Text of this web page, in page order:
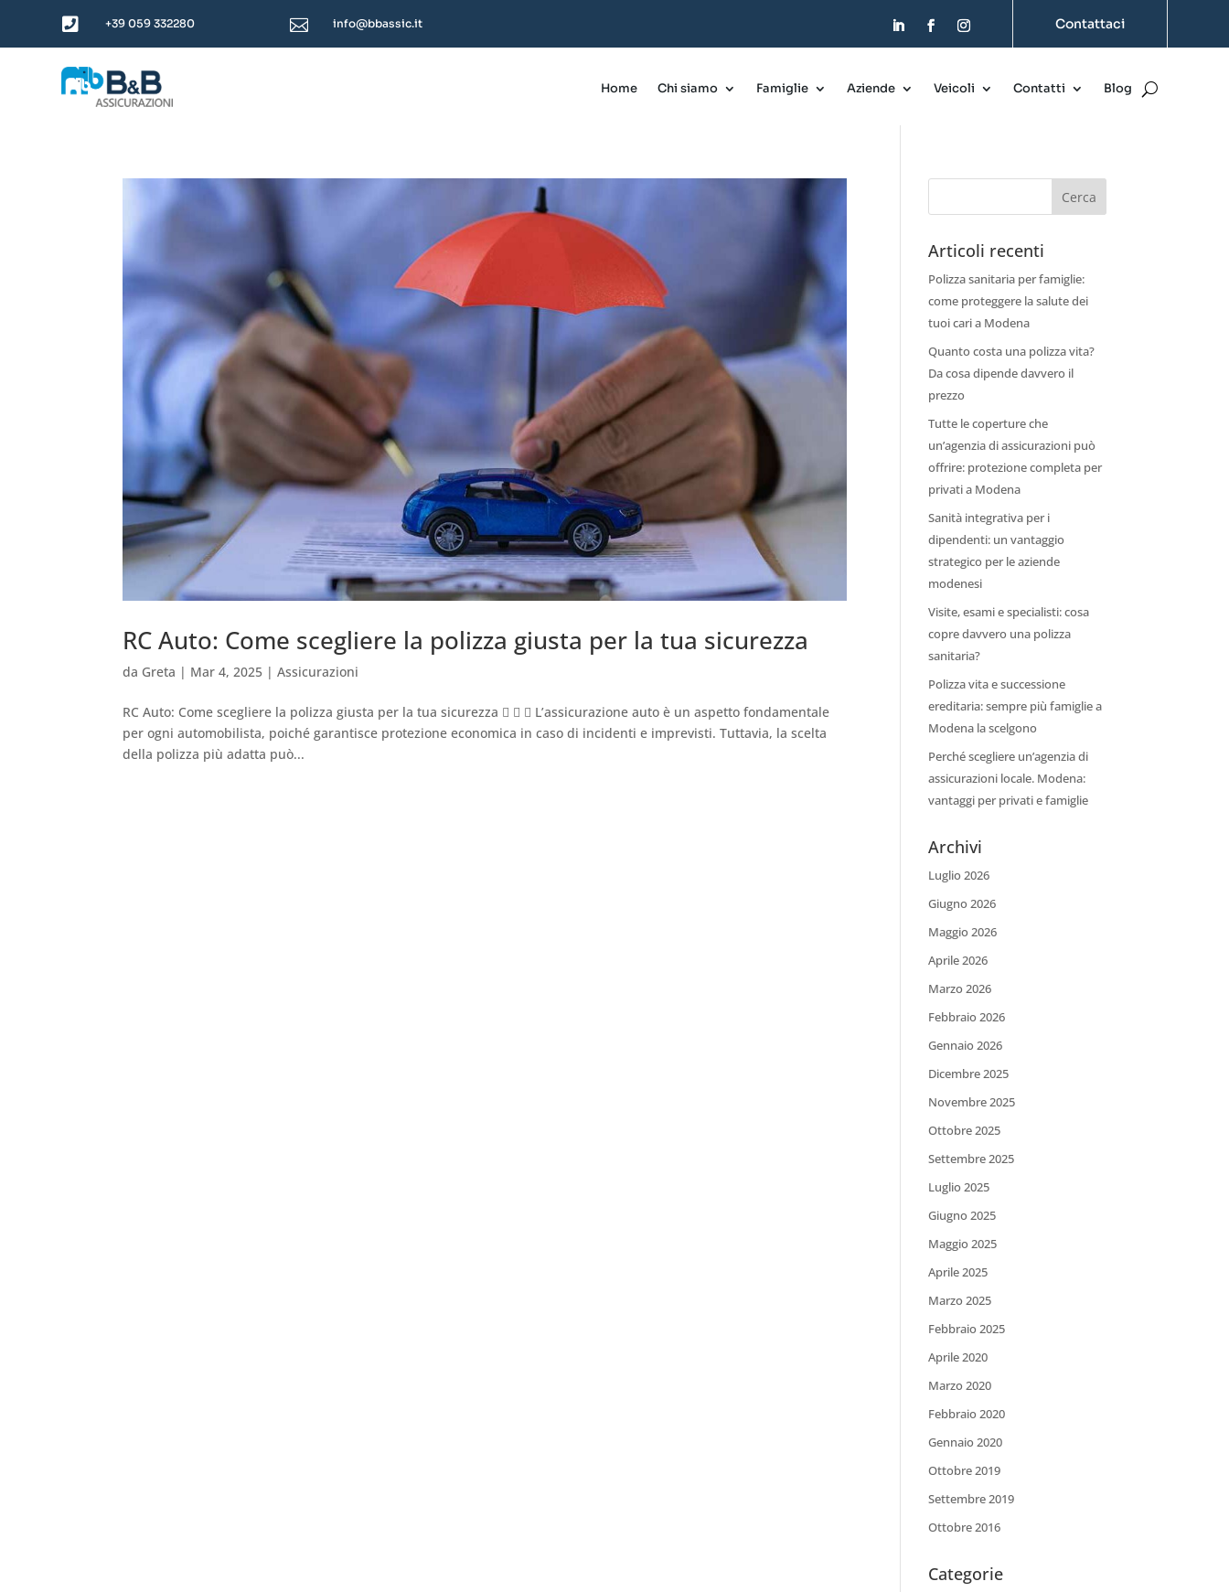
 +39 059 332280  info@bbassic.it Contattaci
Home Chi siamo Famiglie Aziende Veicoli Contatti Blog
RC Auto: Come scegliere la polizza giusta per la tua sicurezza
da Greta | Mar 4, 2025 |Assicurazioni
RC Auto: Come scegliere la polizza giusta per la tua sicurezza    L’assicurazione auto è un aspetto fondamentale
per ogni automobilista, poiché garantisce protezione economica in caso di incidenti e imprevisti. Tuttavia, la scelta
della polizza più adatta può...
Articoli recenti
Polizza sanitaria per famiglie:
come proteggere la salute dei
tuoi cari a Modena
Quanto costa una polizza vita?
Da cosa dipende davvero il
prezzo
Tutte le coperture che
un’agenzia di assicurazioni può
offrire: protezione completa per
privati a Modena
Sanità integrativa per i
dipendenti: un vantaggio
strategico per le aziende
modenesi
Visite, esami e specialisti: cosa
copre davvero una polizza
sanitaria?
Polizza vita e successione
ereditaria: sempre più famiglie a
Modena la scelgono
Perché scegliere un’agenzia di
assicurazioni locale. Modena:
vantaggi per privati e famiglie
Archivi
Luglio 2026
Giugno 2026
Maggio 2026
Aprile 2026
Marzo 2026
Febbraio 2026
Gennaio 2026
Dicembre 2025
Novembre 2025
Ottobre 2025
Settembre 2025
Luglio 2025
Giugno 2025
Maggio 2025
Aprile 2025
Marzo 2025
Febbraio 2025
Aprile 2020
Marzo 2020
Febbraio 2020
Gennaio 2020
Ottobre 2019
Settembre 2019
Ottobre 2016
Categorie